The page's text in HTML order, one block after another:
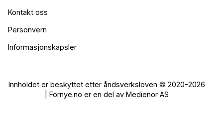
Kontakt oss
Personvern
Informasjonskapsler
Innholdet er beskyttet etter åndsverksloven © 2020-2026
| Fornye.no er en del av Medienor AS